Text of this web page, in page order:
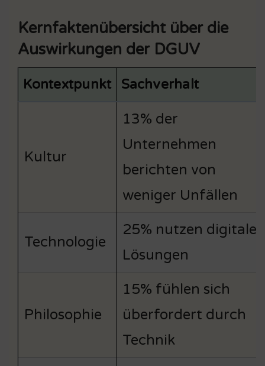
Kernfaktenübersicht über die
Auswirkungen der DGUV
Kontextpunkt Sachverhalt
Kultur
13% der
Unternehmen
berichten von
weniger Unfällen
Technologie
25% nutzen digitale
Lösungen
Philosophie
15% fühlen sich
überfordert durch
Technik